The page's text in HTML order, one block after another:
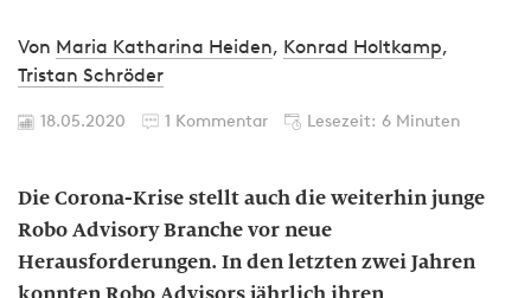
Von Maria Katharina Heiden, Konrad Holtkamp,
Tristan Schröder
18.05.2020 1 Kommentar Lesezeit: 6 Minuten
Die Corona-Krise stellt auch die weiterhin junge
Robo Advisory Branche vor neue
Herausforderungen. In den letzten zwei Jahren